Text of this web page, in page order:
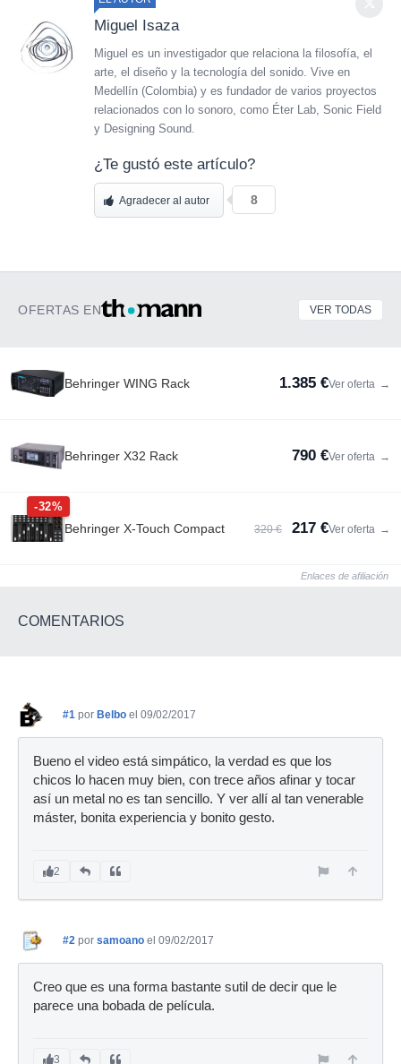
Miguel Isaza
Miguel es un investigador que relaciona la filosofía, el
arte, el diseño y la tecnología del sonido. Vive en
Medellín (Colombia) y es fundador de varios proyectos
relacionados con lo sonoro, como Éter Lab, Sonic Field
y Designing Sound.
¿Te gustó este artículo?
Agradecer al autor 8
OFERTAS EN VER TODAS
Behringer WING Rack 1.385 €Ver oferta →
Behringer X32 Rack 790 €Ver oferta →
-32%
Behringer X-Touch Compact 320 € 217 €Ver oferta →
Enlaces de afiliación
COMENTARIOS
#1 por Belbo el 09/02/2017
Bueno el video está simpático, la verdad es que los
chicos lo hacen muy bien, con trece años afinar y tocar
así un metal no es tan sencillo. Y ver allí al tan venerable
máster, bonita experiencia y bonito gesto.
2
#2 por samoano el 09/02/2017
Creo que es una forma bastante sutil de decir que le
parece una bobada de película.
3